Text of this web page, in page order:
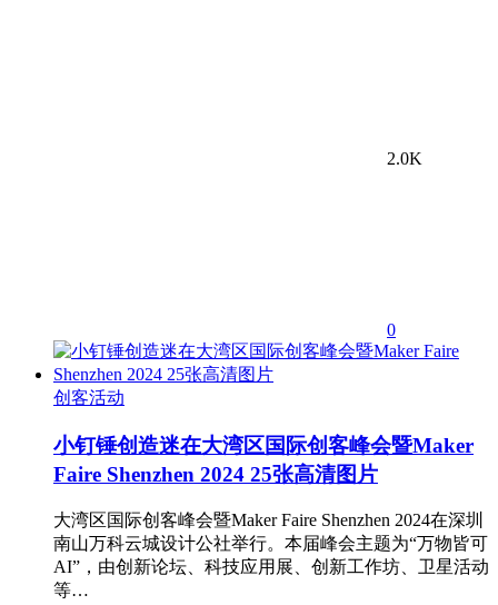
2.0K
0
创客活动
小钉锤创造迷在大湾区国际创客峰会暨Maker
Faire Shenzhen 2024 25张高清图片
大湾区国际创客峰会暨Maker Faire Shenzhen 2024在深圳
南山万科云城设计公社举行。本届峰会主题为“万物皆可
AI”，由创新论坛、科技应用展、创新工作坊、卫星活动
等…